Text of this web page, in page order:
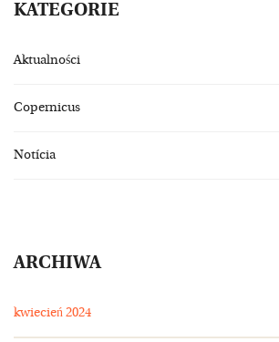
KATEGORIE
Aktualności
Copernicus
Notícia
ARCHIWA
kwiecień 2024